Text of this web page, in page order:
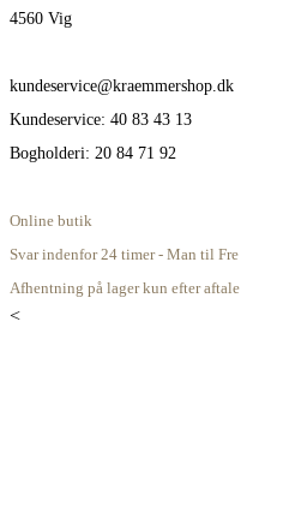
4560 Vig
kundeservice@kraemmershop.dk
Kundeservice: 40 83 43 13
Bogholderi: 20 84 71 92
Online butik
Svar indenfor 24 timer - Man til Fre
Afhentning på lager kun efter aftale
<